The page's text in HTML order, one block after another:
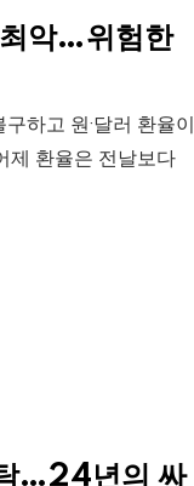
최악…위험한
하고 원·달러 환율이
제 환율은 전날보다
…24년의 싸